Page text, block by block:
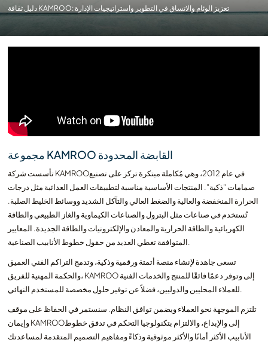
دليل ثقافة KAMROO: تعزيز الوئام والاتساق في التطوير واستراتيجيات الإدارة
مجموعة KAMROO القابضة المحدودة
تأسست شركة KAMROOفي عام 2012، وهي مُكاملة مبتكرة تركز على تصنيع
صمامات "ذكية". المنتجات الأساسية مناسبة لتطبيقات العمل العدائية مثل درجات
الحرارة المنخفضة والعالية والضغط العالي والتآكل الشديد ووسائط الخليط الصلبة.
تُستخدم في صناعات مثل البترول والصناعات الكيماوية والغاز الطبيعي والطاقة
الكهربائية والطاقة الحرارية والمعادن والإلكترونيات والطاقة الجديدة. المعايير
المتوافقة تغطي العديد من حقول خطوط الأنابيب الصناعية.
تسعى جاهدة لإنشاء منصة أتمتة ورقمية وذكية، وتدمج التراكم الفني العميق
والحكمة المهنية للفريق، KAMROO إلى وتوفر دعمًا فائقًا للمنتج والخدمات الفنية
للعملاء المحليين والدوليين، فضلاً عن توفير حلول مخصصة للمستخدم النهائي.
تلتزم الموجهة نحو العملاء ويضمن توافق النظام. سنستمر في الحفاظ على موقف
وإيمان KAMROOإلى والإبداع، والالتزام بتكنولوجيا التحكم في تدفق خطوط
الأنابيب الأكثر أمانًا والأكثر موثوقية وذكاءً ومفاهيم التصميم المتقدمة لمساعدتك